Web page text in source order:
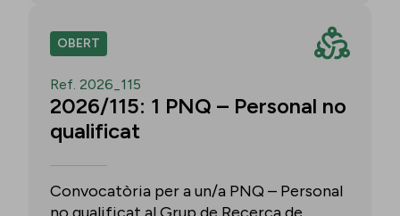
OBERT
Ref. 2026_115
2026/115: 1 PNQ – Personal no
qualificat
Convocatòria per a un/a PNQ – Personal